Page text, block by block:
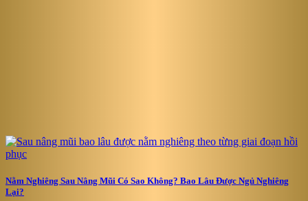
Nằm Nghiêng Sau Nâng Mũi Có Sao Không? Bao Lâu Được Ngủ Nghiêng
Lại?